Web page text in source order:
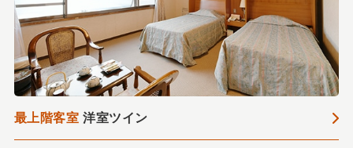
最上階客室洋室ツイン